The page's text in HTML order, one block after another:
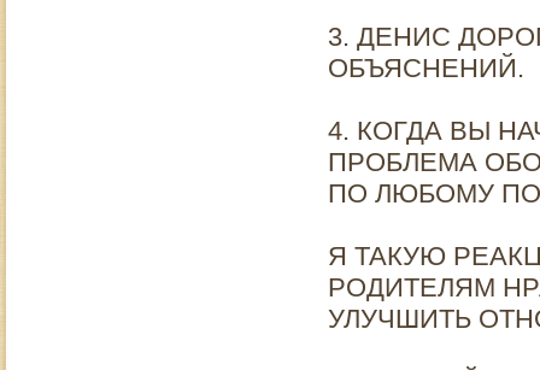
3. ДЕНИС
ОБЪЯСНЕНИЙ.
4. КОГДА ВЫ
ПРОБЛЕМА
ПО ЛЮБОМУ
Я ТАКУЮ
РОДИТЕЛЯМ
УЛУЧШИТЬ